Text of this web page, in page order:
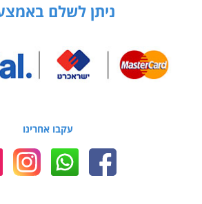
ניתן לשלם
עקבו אחרינו